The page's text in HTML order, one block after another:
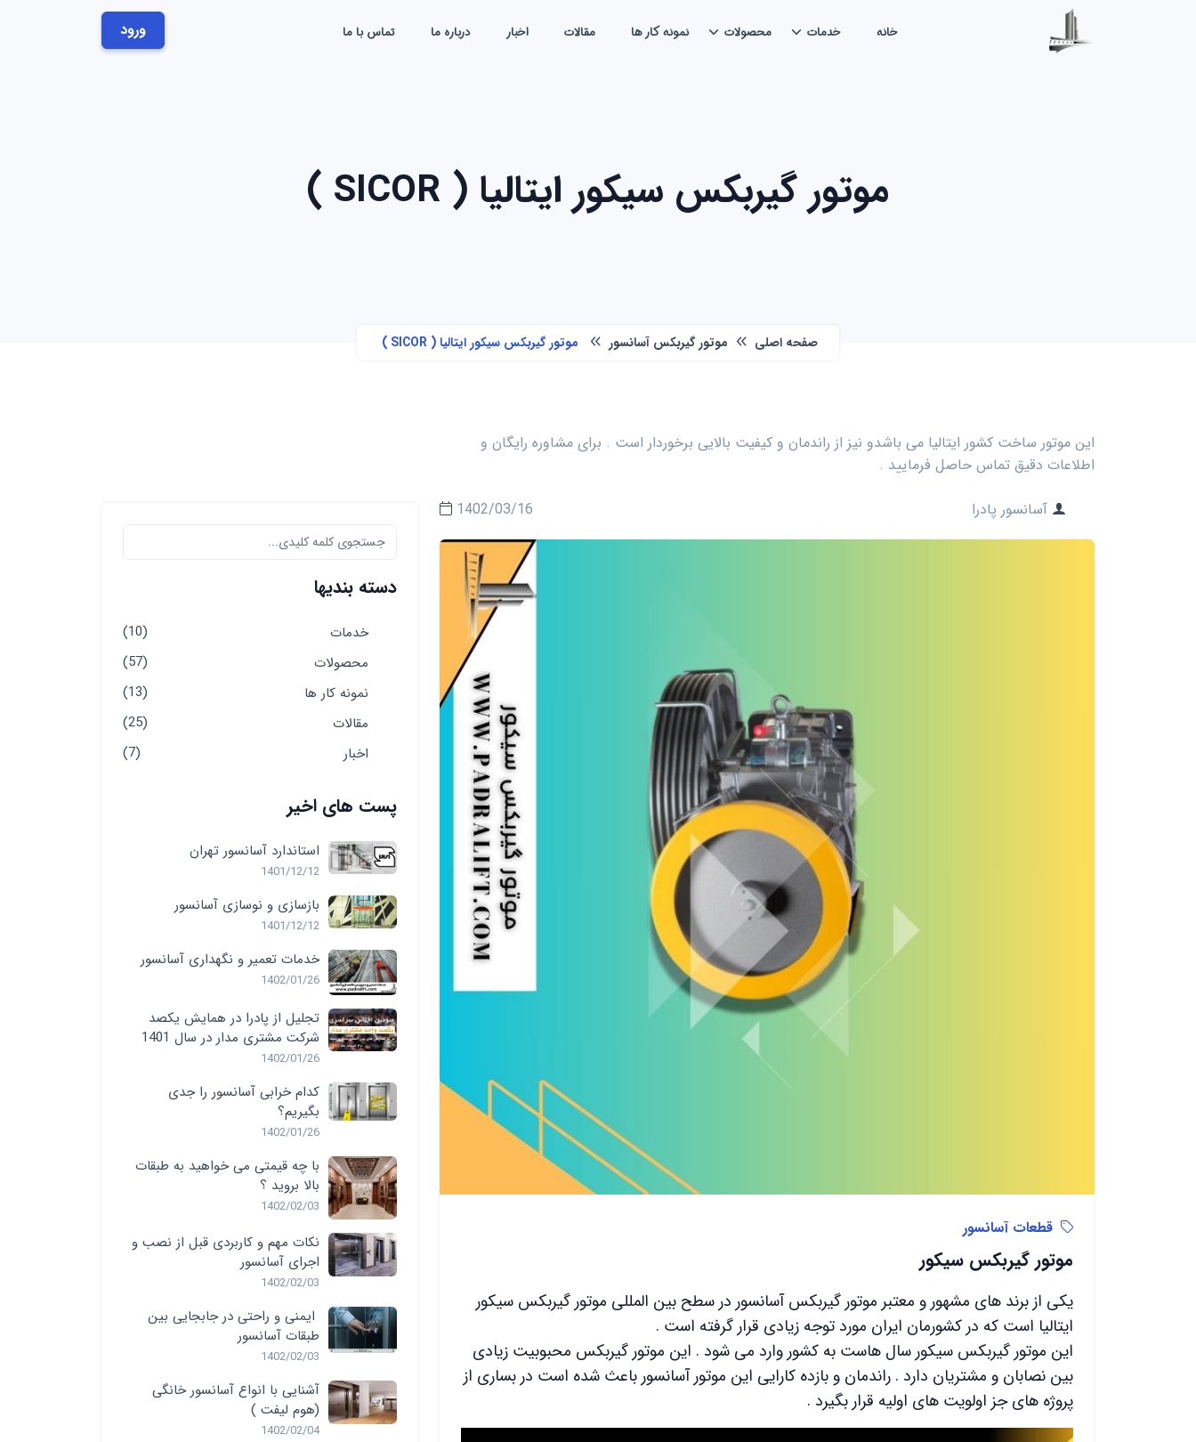
ورود خانه خدمات محصولات نمونه کار ها مقالات اخبار درباره ما تماس با ما
موتور گیربکس سیکور ایتالیا ( SICOR )
صفحه اصلی موتور گیربکس آسانسور موتور گیربکس سیکور ایتالیا ( SICOR )
این موتور ساخت کشور ایتالیا می باشدو نیز از راندمان و کیفیت بالایی برخوردار است . برای مشاوره رایگان و
اطلاعات دقیق تماس حاصل فرمایید .
آسانسور پادرا
1402/03/16
قطعات آسانسور
موتور گیربکس سیکور
یکی از برند های مشهور و معتبر موتور گیربکس آسانسور در سطح بین المللی موتور گیربکس سیکور
ایتالیا است که در کشورمان ایران مورد توجه زیادی قرار گرفته است .
این موتور گیربکس سیکور سال هاست به کشور وارد می شود . این موتور گیربکس محبوبیت زیادی
بین نصابان و مشتریان دارد . راندمان و بازده کارایی این موتور آسانسور باعث شده است در بساری از
پروژه های جز اولویت های اولیه قرار بگیرد .
دسته بندیها
خدمات
(10)
محصولات
(57)
نمونه کار ها
(13)
مقالات
(25)
اخبار
(7)
پست های اخیر
استاندارد آسانسور تهران
1401/12/12
بازسازی و نوسازی آسانسور
1401/12/12
خدمات تعمیر و نگهداری آسانسور
1402/01/26
تجلیل از پادرا در همایش یکصد
شرکت مشتری مدار در سال 1401
1402/01/26
کدام خرابی آسانسور را جدی
بگیریم؟
1402/01/26
با چه قیمتی می خواهید به طبقات
بالا بروید ؟
1402/02/03
نکات مهم و کاربردی قبل از نصب و
اجرای آسانسور
1402/02/03
ایمنی و راحتی در جابجایی بین
طبقات آسانسور
1402/02/03
آشنایی با انواع آسانسور خانگی
(هوم لیفت )
1402/02/04